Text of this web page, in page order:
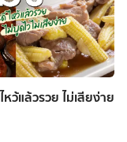
หว้แล้วรวย ไม่เสียง่าย